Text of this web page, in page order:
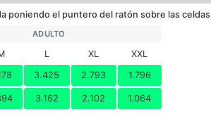
poniendo el puntero del ratón sobre las celdas
ADULTO
L XL
XXL
3.425 2.793 1.796
3.162 2.102 1.064